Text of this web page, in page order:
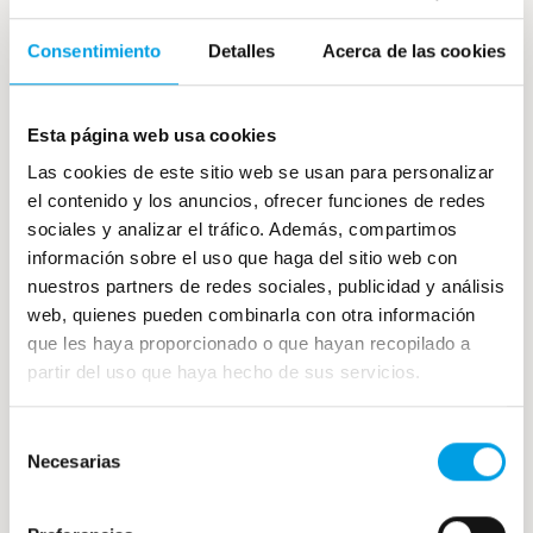
Consentimiento Detalles Acerca de las cookies
Esta página web usa cookies
Las cookies de este sitio web se usan para personalizar
el contenido y los anuncios, ofrecer funciones de redes
sociales y analizar el tráfico. Además, compartimos
información sobre el uso que haga del sitio web con
nuestros partners de redes sociales, publicidad y análisis
web, quienes pueden combinarla con otra información
que les haya proporcionado o que hayan recopilado a
partir del uso que haya hecho de sus servicios.
Necesarias
Ajoblanco malagueño: receta casera y
tradicional andaluza
Pocos ingredientes, ninguna cocción y apenas
unos minutos de preparación. Sobre el papel, el
ajoblanco parece una receta imposible de […]
30 julio, 2026